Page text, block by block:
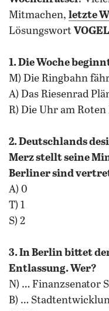
Mitmachen, letzte
Lösungswort
1. Die Woche
M) Die Ringbahn
A) Das Riesenrad
R) Die Uhr am
2. Deutschlands
Merz stellt seine
Berliner sind
A) 0
T) 1
S) 2
3. In Berlin bittet
Entlassung. Wer?
N) … Finanzsenator
B) …